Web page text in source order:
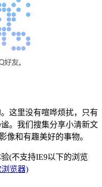
这里没有喧哗烦扰，只有
。我们搜集分享小清新文
像和有趣美好的事物。
(不支持IE9以下的浏览
浏览器)